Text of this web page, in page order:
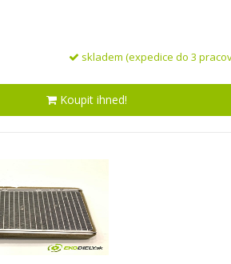
skladem (expedice do 3
Koupit ihned!